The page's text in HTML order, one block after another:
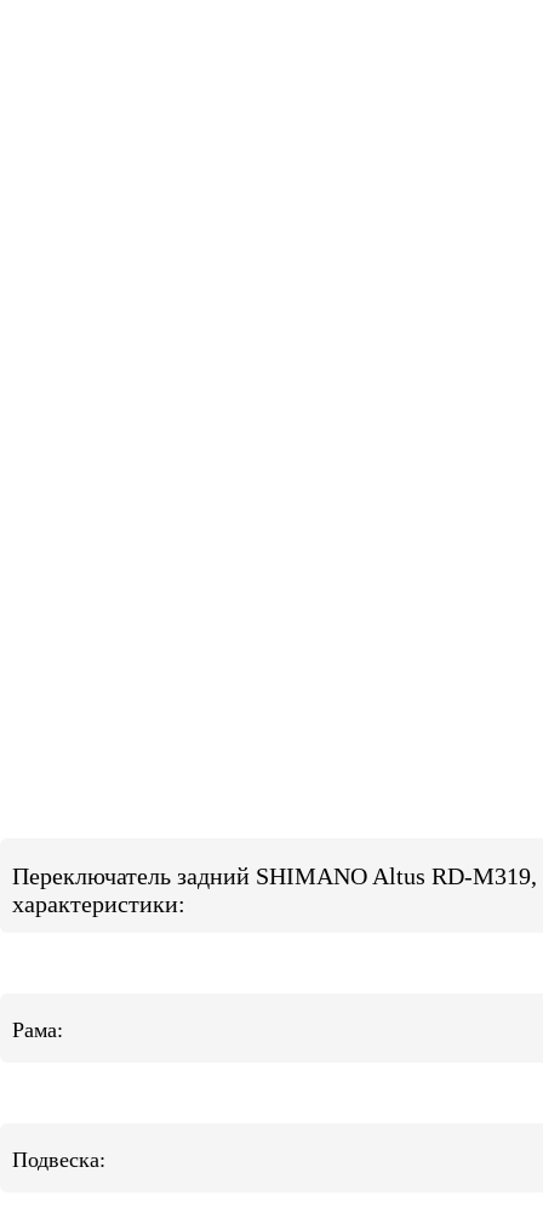
Переключатель задний SHIMANO Altus RD-M319,
характеристики:
Рама:
Подвеска: